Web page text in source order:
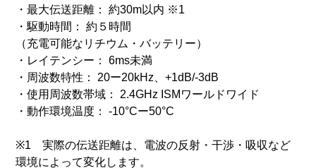
・最大伝送距離： 約30m以内 ※1
・駆動時間： 約５時間
（充電可能なリチウム・バッテリー）
・レイテンシー： 6ms未満
・周波数特性： 20ー20kHz、+1dB/-3dB
・使用周波数帯域： 2.4GHz ISMワールドワイド
・動作環境温度： -10°Cー50°C
※1 実際の伝送距離は、電波の反射・干渉・吸収など
環境によって変化します。